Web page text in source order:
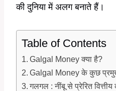
की दुनिया में अलग बनाते हैं।
Table of Contents
Galgal Money क्या है?
Galgal Money के कुछ प्रमुख
गलगल : नींबू से प्रेरित वित्तीय